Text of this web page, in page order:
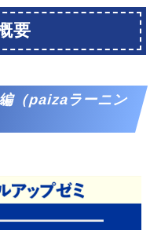
要
（paizaラーニン